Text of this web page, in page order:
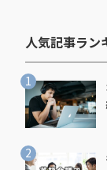
人気記事ラン